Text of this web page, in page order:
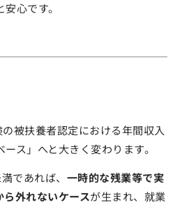
心です。
被扶養者認定における年間収入
ス」へと大きく変わります。
であれば、 一時的な残業等で実
外れないケースが生まれ、就業